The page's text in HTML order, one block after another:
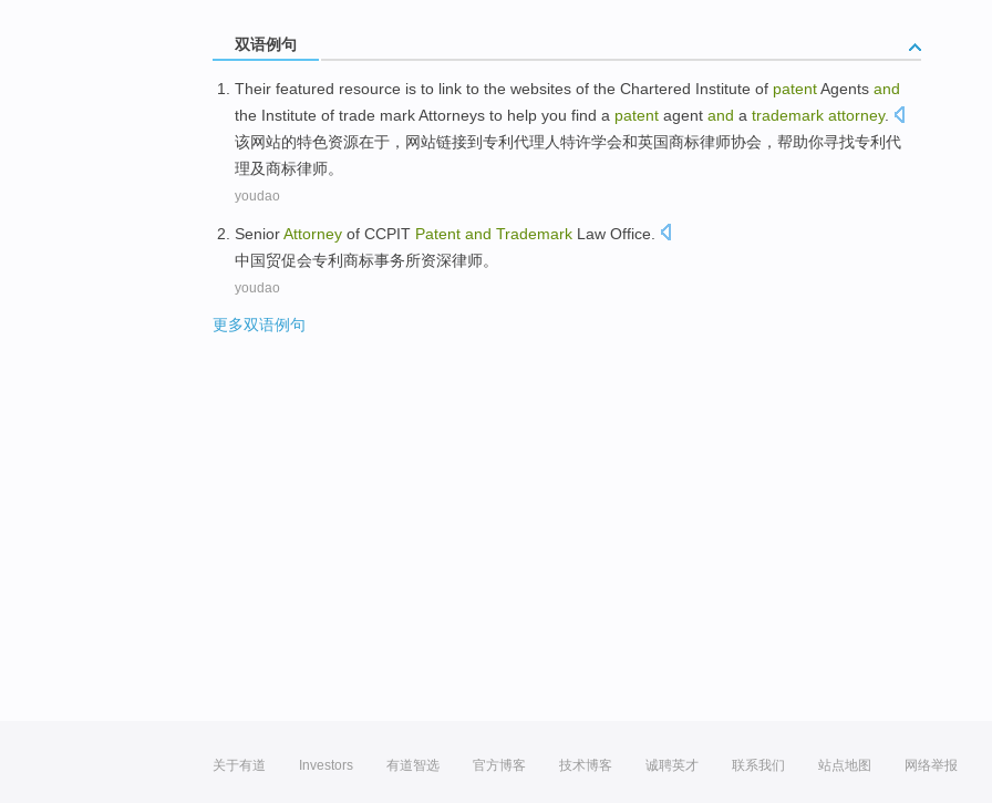
双语例句
Their featured resource is to link to the websites of the Chartered Institute of patentAgents and
the Institute of trade markAttorneys to help you find a patent agent and a trademark attorney.
该网站的特色资源在于 ，网站链接到专利 代理人特许学会和英国商标律师协会， 帮助你寻找专利 代
理及商标律师。
youdao
SeniorAttorney of CCPIT Patent and Trademark Law Office
中国贸促会专利 商标事务所资深律师。
youdao
更多双语例句
关于有道 Investors 有道智选 官方博客 技术博客 诚聘英才 联系我们 站点地图 网络举报